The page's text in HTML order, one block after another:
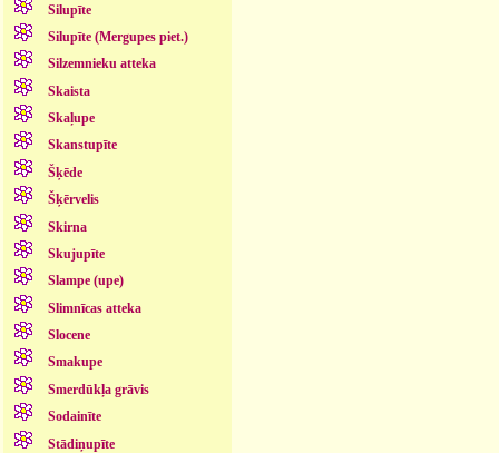
Silupīte
Silupīte (Mergupes piet.)
Silzemnieku atteka
Skaista
Skaļupe
Skanstupīte
Šķēde
Šķērvelis
Skirna
Skujupīte
Slampe (upe)
Slimnīcas atteka
Slocene
Smakupe
Smerdūkļa grāvis
Sodainīte
Stādiņupīte